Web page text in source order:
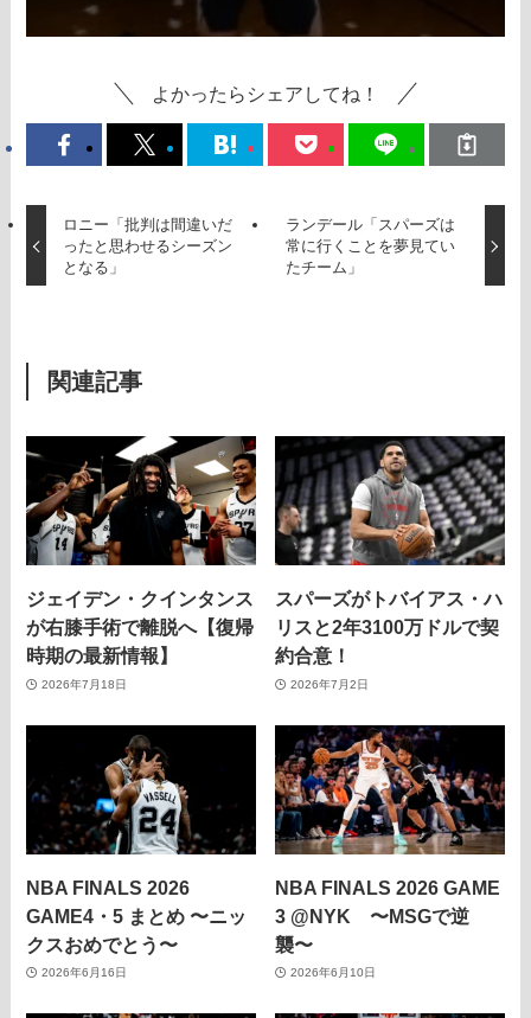
よかったらシェアしてね！
ロニー「批判は間違いだ
ったと思わせるシーズン
となる」
ランデール「スパーズは
常に行くことを夢見てい
たチーム」
関連記事
ジェイデン・クインタンス
が右膝手術で離脱へ【復帰
時期の最新情報】
2026年7月18日
スパーズがトバイアス・ハ
リスと2年3100万ドルで契
約合意！
2026年7月2日
NBA FINALS 2026
GAME4・5 まとめ 〜ニッ
クスおめでとう〜
2026年6月16日
NBA FINALS 2026 GAME
3 @NYK 〜MSGで逆
襲〜
2026年6月10日